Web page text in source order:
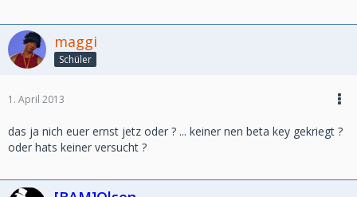
maggi
Schüler
1. April 2013
das ja nich euer ernst jetz oder ? ... keiner nen beta key gekriegt ?
oder hats keiner versucht ?